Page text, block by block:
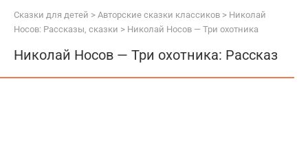
Сказки для детей > Авторские сказки классиков > Николай
Носов: Рассказы, сказки > Николай Носов — Три охотника
Николай Носов — Три охотника: Рассказ